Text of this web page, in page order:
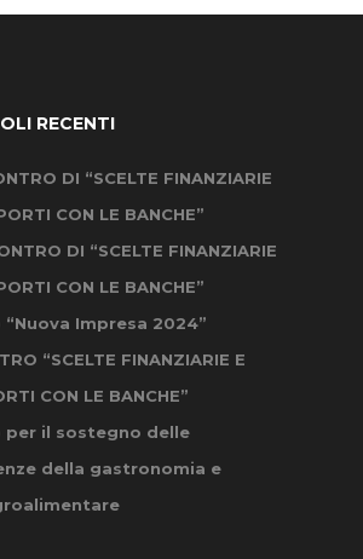
RECENTI
DI “SCELTE FINANZIARIE
CON LE BANCHE”
DI “SCELTE FINANZIARIE
CON LE BANCHE”
“Nuova Impresa 2024”
“SCELTE FINANZIARIE E
CON LE BANCHE”
per il sostegno delle
della gastronomia e